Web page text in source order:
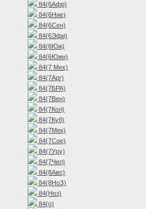
84(6Афр)
84(6Ние)
84(6Сен)
84(6Эфи)
84(6Юж)
84(6Южн)
84(7 Мех)
84(7Арг)
84(7БРА)
84(7Вен)
84(7Кол)
84(7Куб)
84(7Мек)
84(7Сое)
84(7Уру)
84(7Чил)
84(8Авс)
84(8НоЗ)
84(Ноз)
84(о)